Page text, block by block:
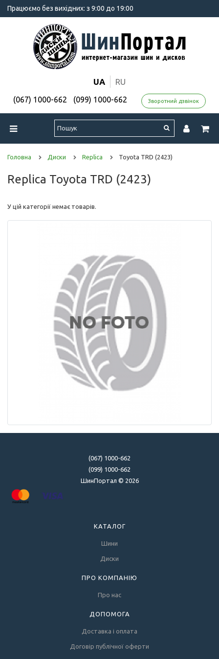
Працюємо без вихідних: з 9:00 до 19:00
UA RU
(067) 1000-662 (099) 1000-662 Зворотний дзвінок
Головна Диски Replica Toyota TRD (2423)
Replica Toyota TRD (2423)
У цій категорії немає товарів.
(067) 1000-662
(099) 1000-662
ШинПортал © 2026
КАТАЛОГ
Шини
Диски
ПРО КОМПАНІЮ
Про нас
ДОПОМОГА
Доставка і оплата
Договір публічної оферти